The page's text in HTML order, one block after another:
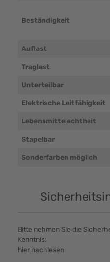
Beständigkeit
Auflast
Traglast
Unterteilbar
Elektrische Leitfähigkeit
Lebensmittelechtheit
Stapelbar
Sonderfarben möglich
Bitte nehmen Sie die
Kenntnis:
hier nachlesen